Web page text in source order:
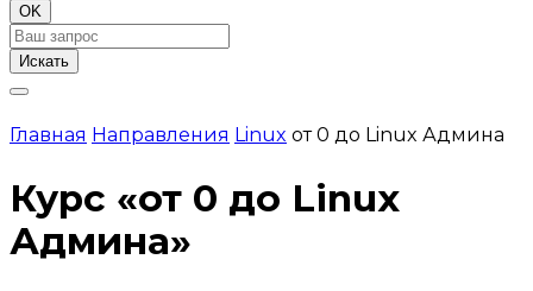
OK
Искать
Главная Направления Linux от 0 до Linux Админа
Курс «от 0 до Linux
Админа»